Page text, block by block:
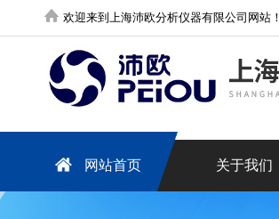
欢迎来到上海沛欧分析仪器有限公司网站！
网站首页 关于我们